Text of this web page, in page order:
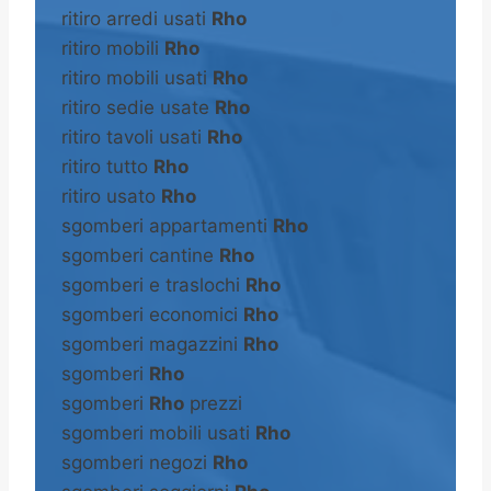
ritiro arredi usati Rho
ritiro mobili Rho
ritiro mobili usati Rho
ritiro sedie usate Rho
ritiro tavoli usati Rho
ritiro tutto Rho
ritiro usato Rho
sgomberi appartamenti Rho
sgomberi cantine Rho
sgomberi e traslochi Rho
sgomberi economici Rho
sgomberi magazzini Rho
sgomberi Rho
sgomberi Rho prezzi
sgomberi mobili usati Rho
sgomberi negozi Rho